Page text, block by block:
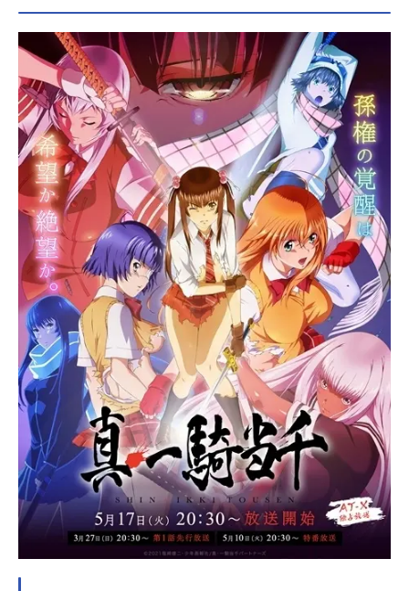
敵の刺客、関西闘士・蘆谷道満の襲
撃を受ける――！作品名一騎当千We
sternWolves放送形態OVAシリーズ一
騎当千スケジュール2019年話数全3
話キャスト孫策伯符：浅野真澄周瑜
公瑾：日野聡呂蒙子明：甲斐田裕子
劉備玄徳：真堂圭関羽雲長：生天目
仁美張飛益徳：茅原実里諸葛亮孔
明：門脇舞以趙雲子龍：浅川悠曹操
孟徳：赤城進夏侯惇元譲：阪口周平
許褚仲康：武田華曹仁子孝：斎藤千
和卑弥呼：たかはし智秋柳生三厳：
田辺留依源九郎義経：巽悠衣子蘆屋
道満：五十嵐裕美新免武蔵：小清水
亜美紫虚上人：江川央生易斎：井上
ほの花難斎：高橋未奈美虎徹：伊藤
静孫権仲謀：大橋彩香スタッフ総監
督：渡部高志監督：サトウ光敏シリ
ーズ構成：本田雅也キャラクターデ
ザイン：りんしんアニメーション制
作：アームスプロデュース：ジェン
コ主題歌「紅の光暁」榊原ゆい(C)塩
崎雄二・少年画報社/一騎当千WWパ
ー...